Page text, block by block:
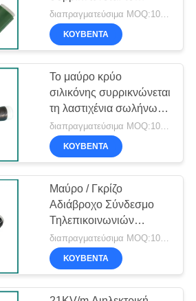
σωλήνα Sleeving IP67
για την ομοαξονική
σφραγίδα καλωδίων
διαπραγματεύσιμα MOQ:1000kits
ΚΟΥΒΈΝΤΑ
Το μαύρο κρύο
σιλικόνης συρρικνώνεται
τη λαστιχένια σωλήνωση
σιλικόνης
περικαλυμμάτων για τις
τηλεπικοινωνίες
διαπραγματεύσιμα MOQ:1000 PC
ΚΟΥΒΈΝΤΑ
Μαύρο / Γκρίζο
Αδιάβροχο Σύνδεσμο
Τηλεπικοινωνιών
Σιλικόνης
ΚΟΥΒΈΝΤΑ